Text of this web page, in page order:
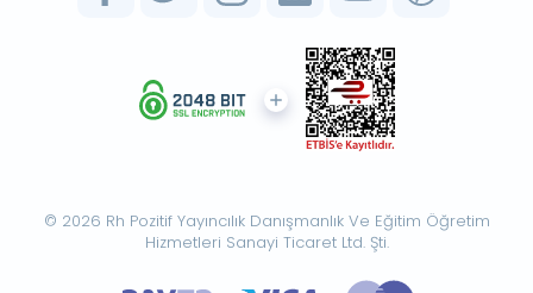
© 2026 Rh Pozitif Yayıncılık Danışmanlık Ve Eğitim Öğretim
Hizmetleri Sanayi Ticaret Ltd. Şti.